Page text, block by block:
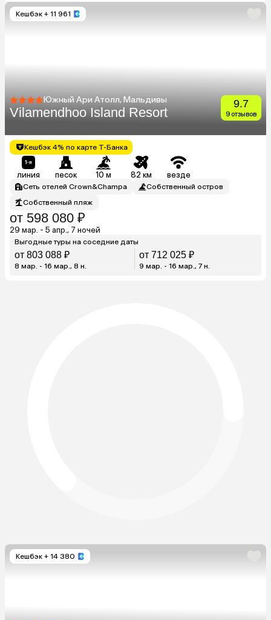
Кешбэк + 11 961
Южный Ари Атолл, Мальдивы
Vilamendhoo Island Resort
9.7
9 отзывов
Кешбэк 4% по карте Т-Банка
линия песок 10 м 82 км везде
Сеть отелей Crown&Champa
Собственный остров
Собственный пляж
от 598 080 ₽
29 мар. - 5 апр., 7 ночей
Выгодные туры на соседние даты
от 803 088 ₽
8 мар. - 16 мар., 8 н.
от 712 025 ₽
9 мар. - 16 мар., 7 н.
Кешбэк + 14 380